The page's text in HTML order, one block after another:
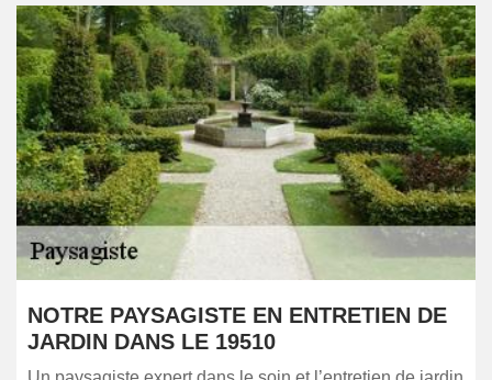
NOTRE PAYSAGISTE EN ENTRETIEN DE
JARDIN DANS LE 19510